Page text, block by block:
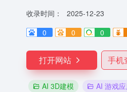
收录时间：
2025-12-23
0
0 0
打开网站 手机
AI 3D建模 AI 游戏